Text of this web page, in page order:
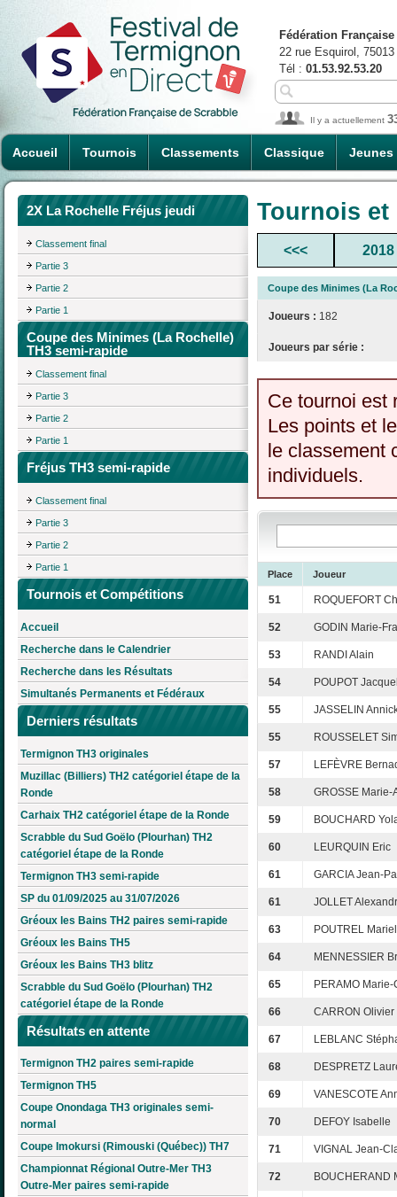
Accueil Tournois Classements Classique Jeunes
Fédération
22 rue Esquirol,
Tél : 01.53.92.53.20
Il y a actuellement
2X La Rochelle Fréjus jeudi
Classement final
Partie 3
Partie 2
Partie 1
Coupe des Minimes (La Rochelle)
TH3 semi-rapide
Classement final
Partie 3
Partie 2
Partie 1
Fréjus TH3 semi-rapide
Classement final
Partie 3
Partie 2
Partie 1
Tournois et Compétitions
Accueil
Recherche dans le Calendrier
Recherche dans les Résultats
Simultanés Permanents et Fédéraux
Derniers résultats
Termignon TH3 originales
Muzillac (Billiers) TH2 catégoriel étape de la
Ronde
Carhaix TH2 catégoriel étape de la Ronde
Scrabble du Sud Goëlo (Plourhan) TH2
catégoriel étape de la Ronde
Termignon TH3 semi-rapide
SP du 01/09/2025 au 31/07/2026
Gréoux les Bains TH2 paires semi-rapide
Gréoux les Bains TH5
Gréoux les Bains TH3 blitz
Scrabble du Sud Goëlo (Plourhan) TH2
catégoriel étape de la Ronde
Résultats en attente
Termignon TH2 paires semi-rapide
Termignon TH5
Coupe Onondaga TH3 originales semi-
normal
Coupe Imokursi (Rimouski (Québec)) TH7
Championnat Régional Outre-Mer TH3
Outre-Mer paires semi-rapide
Tournois
<<< 2018
Coupe des Minimes (La
Joueurs : 182
Joueurs par série :
Ce tournoi est
Les points et
le classement
individuels.
Place Joueur
51 ROQUEFORT
52 GODIN Marie-
53 RANDI Alain
54 POUPOT
55 JASSELIN
55 ROUSSELET
57 LEFÈVRE
58 GROSSE Marie-
59 BOUCHARD
60 LEURQUIN Eric
61 GARCIA Jean-
61 JOLLET
63 POUTREL
64 MENNESSIER
65 PERAMO
66 CARRON Olivier
67 LEBLANC
68 DESPRETZ
69 VANESCOTE
70 DEFOY Isabelle
71 VIGNAL Jean-
72 BOUCHERAND